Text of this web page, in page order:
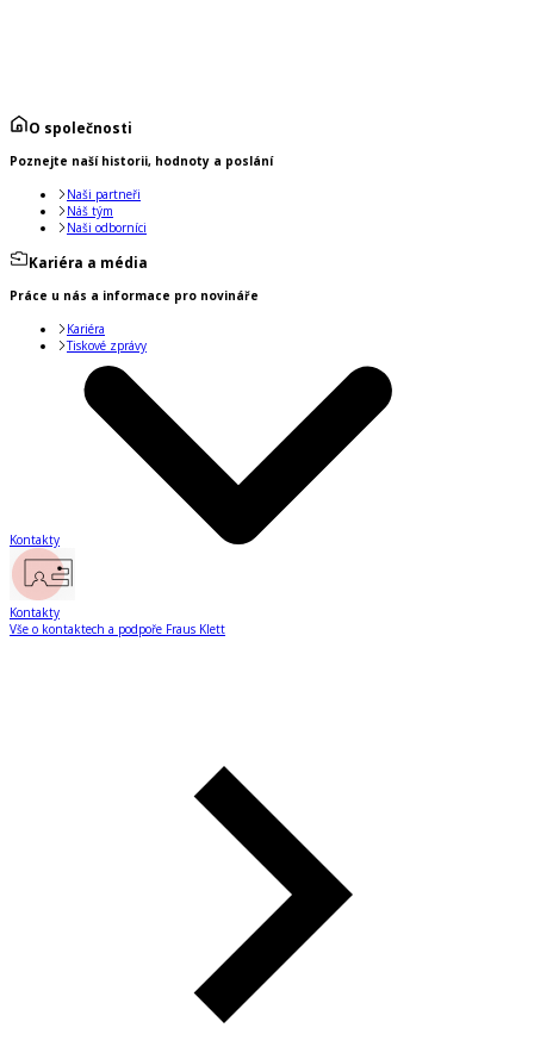
O společnosti
Poznejte naší historii, hodnoty a poslání
Naši partneři
Náš tým
Naši odborníci
Kariéra a média
Práce u nás a informace pro novináře
Kariéra
Tiskové zprávy
Kontakty
Kontakty
Vše o kontaktech a podpoře Fraus Klett